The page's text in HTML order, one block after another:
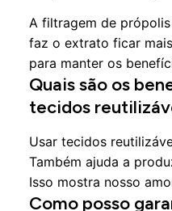
A filtragem de
faz o extrato ficar
para manter os
Quais são os
tecidos
Usar tecidos
Também ajuda a
Isso mostra nosso
Como posso